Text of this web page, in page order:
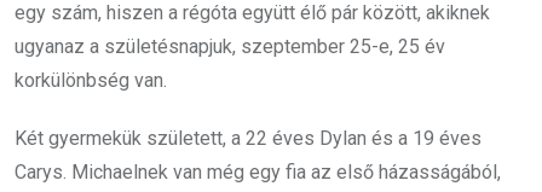
egy szám, hiszen a régóta együtt élő pár között, akiknek
ugyanaz a születésnapjuk, szeptember 25-e, 25 év
korkülönbség van.
Két gyermekük született, a 22 éves Dylan és a 19 éves
Carys. Michaelnek van még egy fia az első házasságából,